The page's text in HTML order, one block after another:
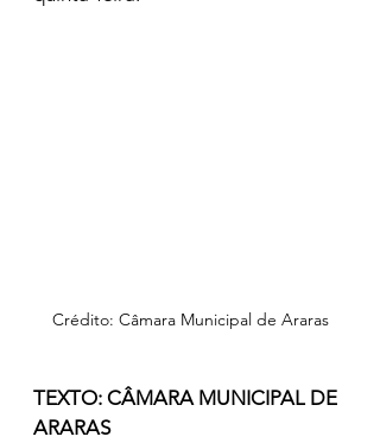
Crédito: Câmara Municipal de Araras
TEXTO: CÂMARA MUNICIPAL DE
ARARAS